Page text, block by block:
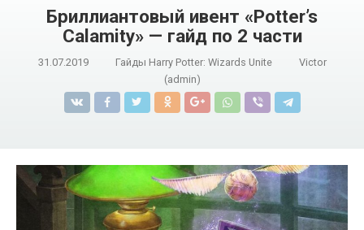
Бриллиантовый ивент «Potter’s
Calamity» — гайд по 2 части
31.07.2019 Гайды Harry Potter: Wizards Unite
Victor
(admin)